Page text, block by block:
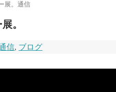
展。通信
。
信, ブログ